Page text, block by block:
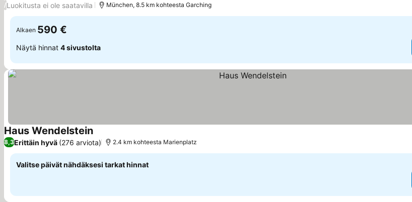
/Luokitusta ei ole saatavilla München, 8.5 km kohteesta Garching
Alkaen 590 €
Näytä hinnat 4 sivustolta
Haus Wendelstein
8,3Erittäin hyvä (276 arviota) 2.4 km kohteesta Marienplatz
Valitse päivät nähdäksesi tarkat hinnat